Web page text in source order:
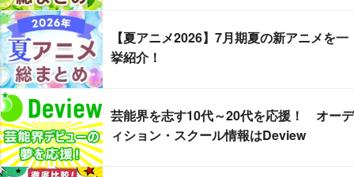
【夏アニメ2026】7月期夏の新アニメを一
挙紹介！
芸能界を志す10代～20代を応援！ オーデ
ィション・スクール情報はDeview